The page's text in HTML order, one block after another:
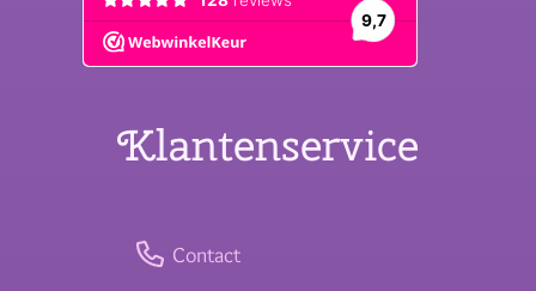
Klantenservice
Contact